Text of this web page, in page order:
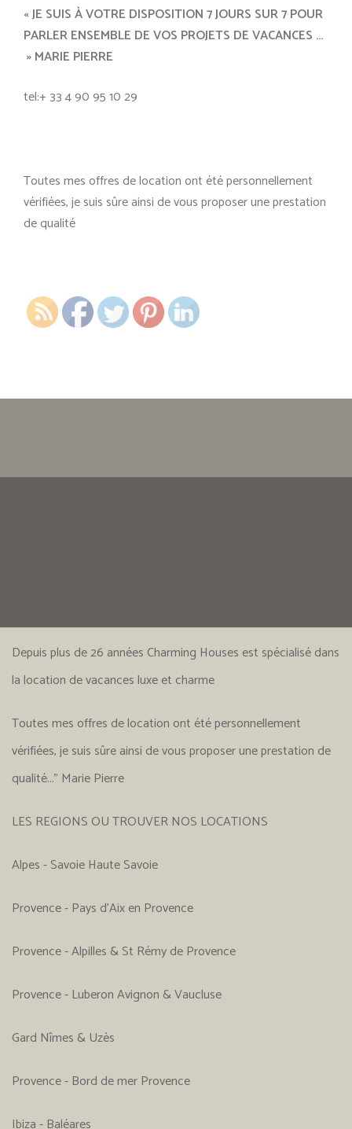
« JE SUIS À VOTRE DISPOSITION 7 JOURS SUR 7 POUR
PARLER ENSEMBLE DE VOS PROJETS DE VACANCES …
» MARIE PIERRE
tel:+ 33 4 90 95 10 29
Toutes mes offres de location ont été personnellement
vérifiées, je suis sûre ainsi de vous proposer une prestation
de qualité
Depuis plus de 26 années Charming Houses est spécialisé dans
la location de vacances luxe et charme
Toutes mes offres de location ont été personnellement
vérifiées, je suis sûre ainsi de vous proposer une prestation de
qualité..." Marie Pierre
LES REGIONS OU TROUVER NOS LOCATIONS
Alpes - Savoie Haute Savoie
Provence - Pays d'Aix en Provence
Provence - Alpilles & St Rémy de Provence
Provence - Luberon Avignon & Vaucluse
Gard Nîmes & Uzès
Provence - Bord de mer Provence